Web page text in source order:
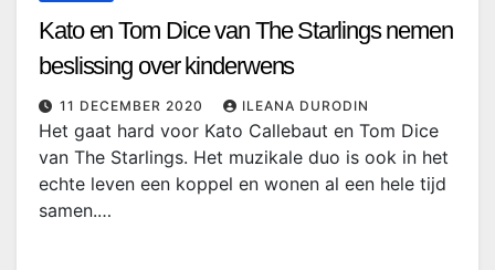
Kato en Tom Dice van The Starlings nemen
beslissing over kinderwens
11 DECEMBER 2020 ILEANA DURODIN
Het gaat hard voor Kato Callebaut en Tom Dice
van The Starlings. Het muzikale duo is ook in het
echte leven een koppel en wonen al een hele tijd
samen.…